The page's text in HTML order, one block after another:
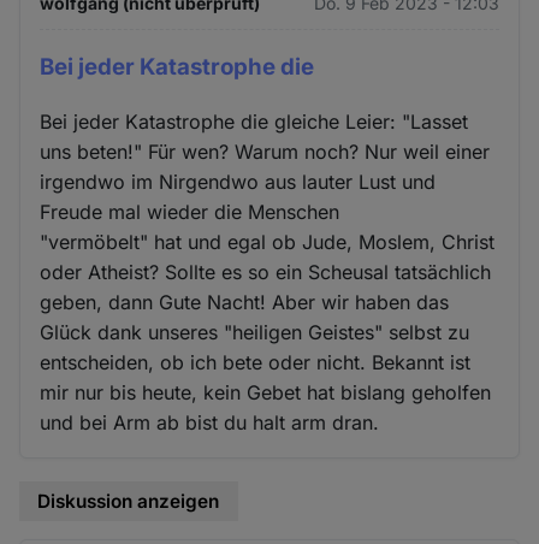
Bei jeder Katastrophe die
Bei jeder Katastrophe die gleiche Leier: "Lasset
uns beten!" Für wen? Warum noch? Nur weil einer
irgendwo im Nirgendwo aus lauter Lust und
Freude mal wieder die Menschen
"vermöbelt" hat und egal ob Jude, Moslem, Christ
oder Atheist? Sollte es so ein Scheusal tatsächlich
geben, dann Gute Nacht! Aber wir haben das
Glück dank unseres "heiligen Geistes" selbst zu
entscheiden, ob ich bete oder nicht. Bekannt ist
mir nur bis heute, kein Gebet hat bislang geholfen
und bei Arm ab bist du halt arm dran.
Diskussion anzeigen
Cookies